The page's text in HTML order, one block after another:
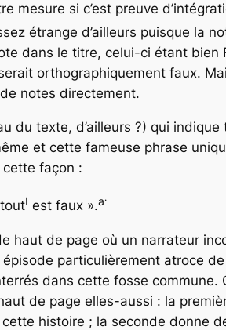
mesure si c’est preuve
étrange d’ailleurs puisque la
dans le titre, celui-ci étant bien
orthographiquement faux.
notes directement.
du texte, d’ailleurs ?) qui
et cette fameuse phrase
façon :
I est faux ».a.
haut de page où un narrateur
particulièrement atroce
dans cette fosse
de page elles-aussi : la
histoire ; la seconde donne